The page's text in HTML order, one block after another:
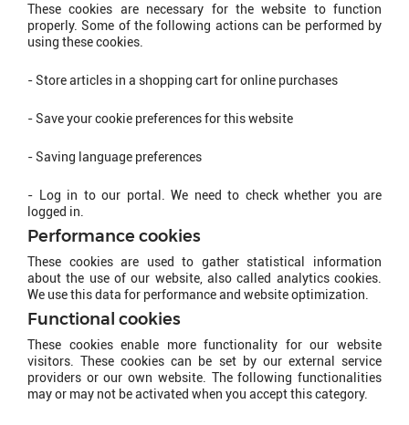
These cookies are necessary for the website to function
properly. Some of the following actions can be performed by
using these cookies.
- Store articles in a shopping cart for online purchases
- Save your cookie preferences for this website
- Saving language preferences
- Log in to our portal. We need to check whether you are
logged in.
Performance cookies
These cookies are used to gather statistical information
about the use of our website, also called analytics cookies.
We use this data for performance and website optimization.
Functional cookies
These cookies enable more functionality for our website
visitors. These cookies can be set by our external service
providers or our own website. The following functionalities
may or may not be activated when you accept this category.